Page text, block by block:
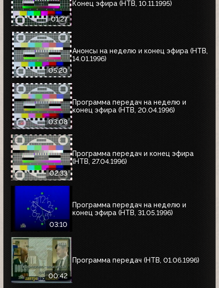
01:27
Конец эфира (НТВ, 10.11.1995)
05:20
Анонсы на неделю и конец эфира (НТВ,
14.01.1996)
03:08
Программа передач на неделю и
конец эфира (НТВ, 20.04.1996)
02:33
Программа передач и конец эфира
(НТВ, 27.04.1996)
03:10
Программа передач на неделю и
конец эфира (НТВ, 31.05.1996)
00:42
Программа передач (НТВ, 01.06.1996)